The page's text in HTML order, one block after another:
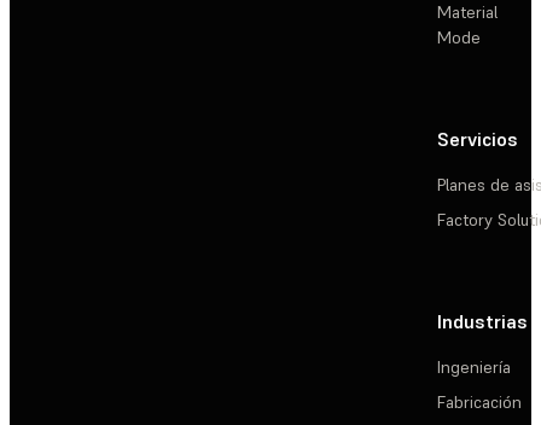
Material
Mode
Servicios
Planes de
Factory
Industrias
Ingeniería
Fabricación